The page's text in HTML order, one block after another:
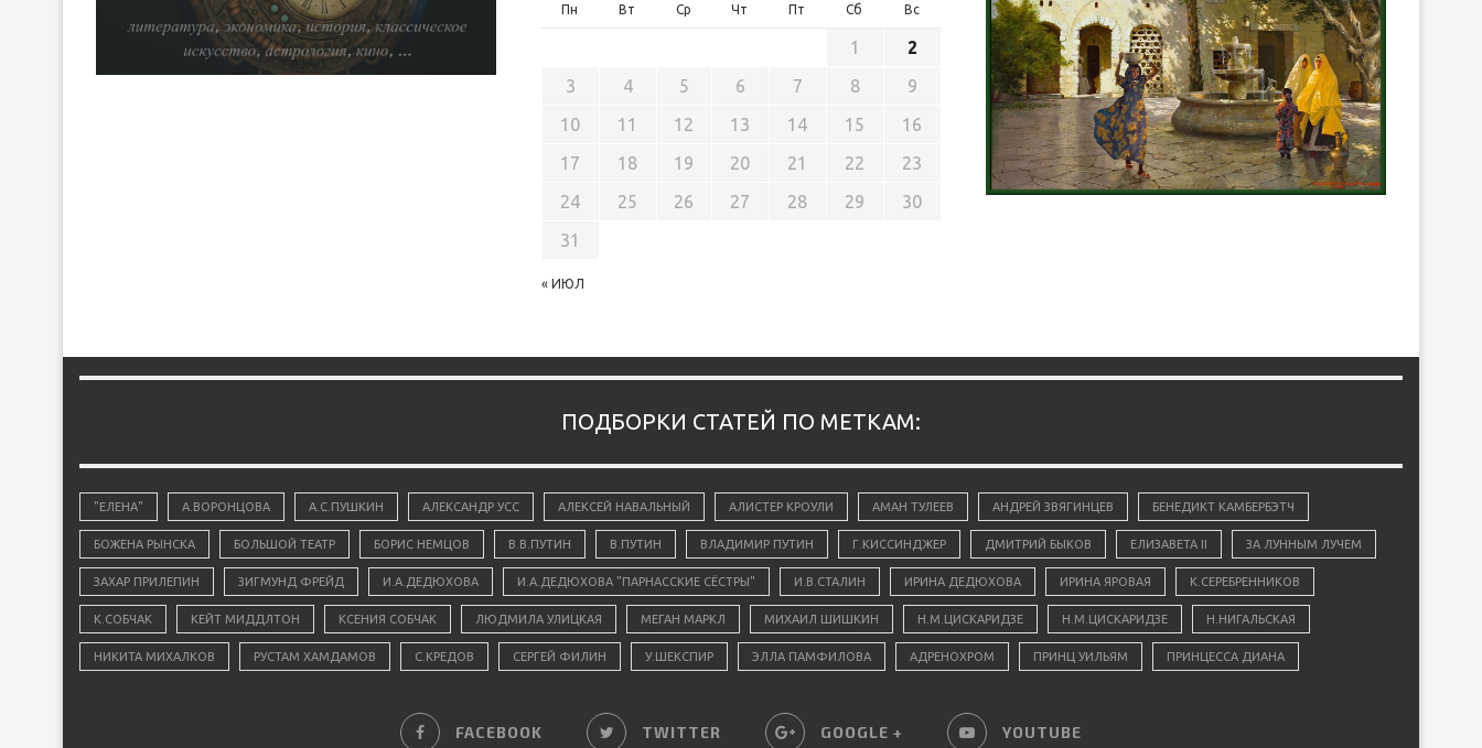
Пн Вт Ср Чт Пт Сб Вс
« ИЮЛ
1
2
3
4 5 6 7 8
9
10
11 12 13 14 15
16
17
18 19 20 21 22
23
24
25 26 27 28 29
30
31
ПОДБОРКИ СТАТЕЙ ПО МЕТКАМ:
"ЕЛЕНА" А.ВОРОНЦОВА А.С.ПУШКИН АЛЕКСАНДР УСС АЛЕКСЕЙ НАВАЛЬНЫЙ АЛИСТЕР КРОУЛИ АМАН ТУЛЕЕВ АНДРЕЙ ЗВЯГИНЦЕВ БЕНЕДИКТ КАМБЕРБЭТЧ
БОЖЕНА РЫНСКА БОЛЬШОЙ ТЕАТР БОРИС НЕМЦОВ В.В.ПУТИН В.ПУТИН ВЛАДИМИР ПУТИН Г.КИССИНДЖЕР ДМИТРИЙ БЫКОВ ЕЛИЗАВЕТА II ЗА ЛУННЫМ ЛУЧЕМ
ЗАХАР ПРИЛЕПИН ЗИГМУНД ФРЕЙД И.А.ДЕДЮХОВА И.А.ДЕДЮХОВА "ПАРНАССКИЕ СЁСТРЫ" И.В.СТАЛИН ИРИНА ДЕДЮХОВА ИРИНА ЯРОВАЯ К.СЕРЕБРЕННИКОВ
К.СОБЧАК КЕЙТ МИДДЛТОН КСЕНИЯ СОБЧАК ЛЮДМИЛА УЛИЦКАЯ МЕГАН МАРКЛ МИХАИЛ ШИШКИН Н.М.ЦИСКАРИДЗЕ Н.М.ЦИСКАРИДЗЕ Н.НИГАЛЬСКАЯ
НИКИТА МИХАЛКОВ РУСТАМ ХАМДАМОВ С.КРЕДОВ СЕРГЕЙ ФИЛИН У.ШЕКСПИР ЭЛЛА ПАМФИЛОВА АДРЕНОХРОМ ПРИНЦ УИЛЬЯМ ПРИНЦЕССА ДИАНА
FACEBOOK TWITTER GOOGLE + YOUTUBE